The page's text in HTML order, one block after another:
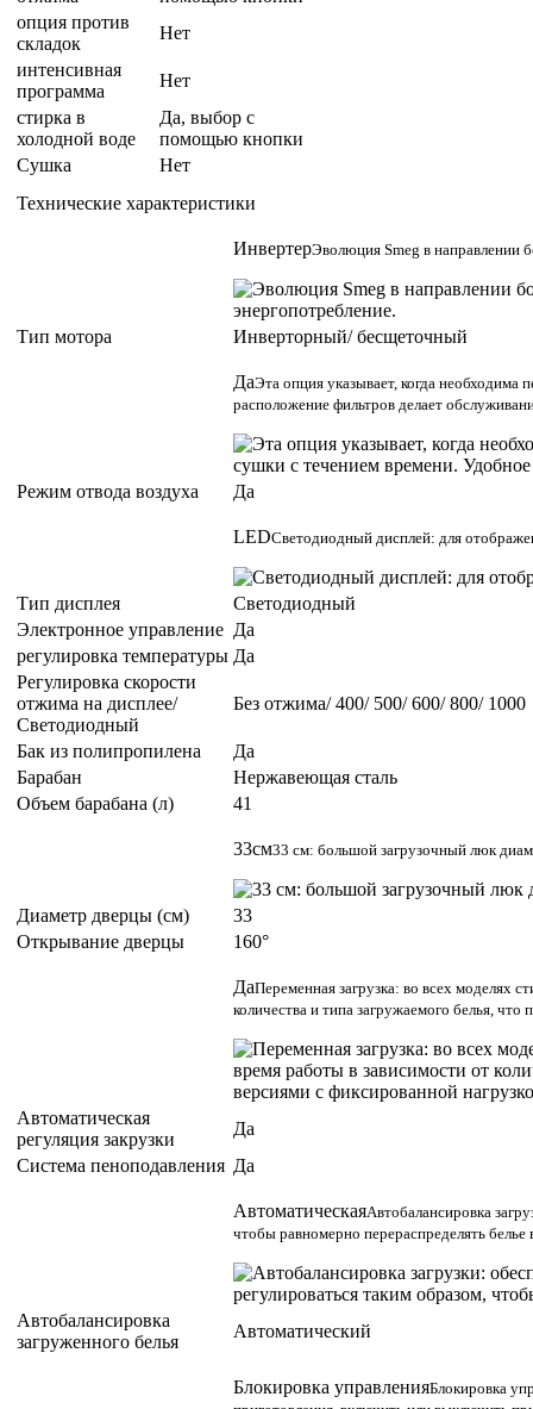
опция против
складок
Нет
интенсивная
программа
Нет
стирка в
холодной воде
Да, выбор с
помощью кнопки
Сушка
Нет
Технические характеристики
ИнвертерЭволюция Smeg в направлении
Тип мотора Инверторный/ бесщеточный
ДаЭта опция указывает, когда
расположение фильтров делает
Режим отвода воздуха Да
LEDСветодиодный дисплей: для
Тип дисплея
Светодиодный
Электронное управление Да
регулировка температуры Да
Регулировка скорости
отжима на дисплее/
Светодиодный
Без отжима/ 400/ 500/ 600/ 800/ 1000
Бак из полипропилена
Да
Барабан
Нержавеющая сталь
Объем барабана (л)
41
33см33 см: большой загрузочный люк
Диаметр дверцы (см)
33
Открывание дверцы
160°
ДаПеременная загрузка: во всех моделях
количества и типа загружаемого белья,
Автоматическая
регуляция закрузки
Да
Система пеноподавления Да
АвтоматическаяАвтобалансировка
чтобы равномерно перераспределять
Автобалансировка
загруженного белья
Автоматический
Блокировка управленияБлокировка